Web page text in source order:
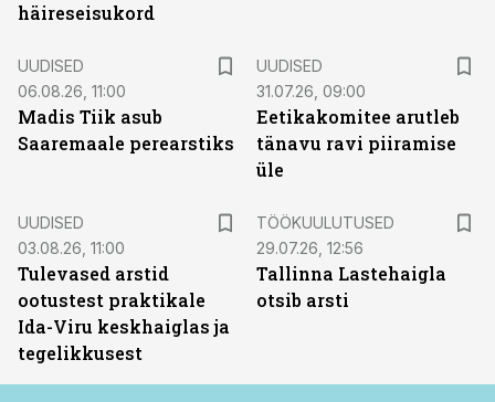
häireseisukord
UUDISED
06.08.26, 11:00
Madis Tiik asub
Saaremaale perearstiks
UUDISED
31.07.26, 09:00
Eetikakomitee arutleb
tänavu ravi piiramise
üle
UUDISED
03.08.26, 11:00
Tulevased arstid
ootustest praktikale
Ida-Viru keskhaiglas ja
tegelikkusest
TÖÖKUULUTUSED
29.07.26, 12:56
Tallinna Lastehaigla
otsib arsti